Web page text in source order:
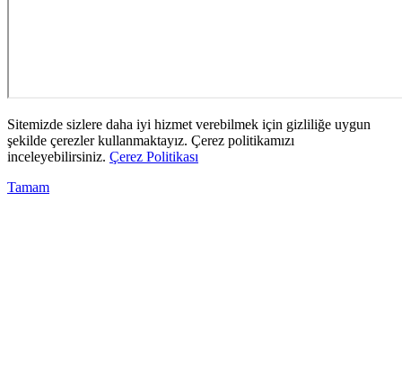
Sitemizde sizlere daha iyi hizmet verebilmek için gizliliğe uygun
şekilde çerezler kullanmaktayız. Çerez politikamızı
inceleyebilirsiniz. Çerez Politikası
Tamam